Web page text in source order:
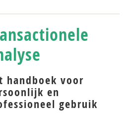
handboek voor
en
gebruik